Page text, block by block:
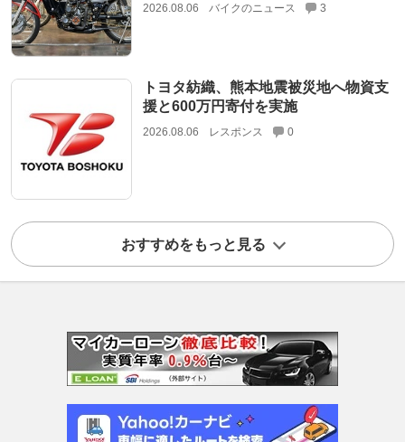
2026.08.06 バイクのニュース 3
トヨタ紡織、熊本地震被災地へ物資支
援と600万円寄付を実施
2026.08.06 レスポンス 0
おすすめをもっと見る